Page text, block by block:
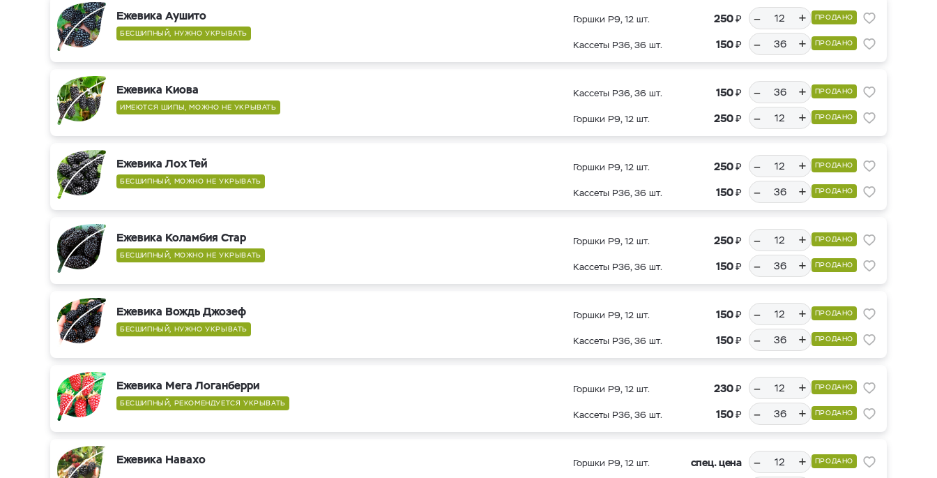
Ежевика Аушито
БЕСШИПНЫЙ, НУЖНО УКРЫВАТЬ
Горшки Р9, 12 шт. 250₽ – + ПРОДАНО
Кассеты Р36, 36 шт. 150₽ – + ПРОДАНО
Ежевика Киова
ИМЕЮТСЯ ШИПЫ, МОЖНО НЕ УКРЫВАТЬ
Кассеты Р36, 36 шт. 150₽ – + ПРОДАНО
Горшки Р9, 12 шт. 250₽ – + ПРОДАНО
Ежевика Лох Тей
БЕСШИПНЫЙ, МОЖНО НЕ УКРЫВАТЬ
Горшки Р9, 12 шт. 250₽ – + ПРОДАНО
Кассеты Р36, 36 шт. 150₽ – + ПРОДАНО
Ежевика Коламбия Стар
БЕСШИПНЫЙ, МОЖНО НЕ УКРЫВАТЬ
Горшки Р9, 12 шт. 250₽ – + ПРОДАНО
Кассеты Р36, 36 шт. 150₽ – + ПРОДАНО
Ежевика Вождь Джозеф
БЕСШИПНЫЙ, НУЖНО УКРЫВАТЬ
Горшки Р9, 12 шт. 150₽ – + ПРОДАНО
Кассеты Р36, 36 шт. 150₽ – + ПРОДАНО
Ежевика Мега Логанберри
БЕСШИПНЫЙ, РЕКОМЕНДУЕТСЯ УКРЫВАТЬ
Горшки Р9, 12 шт. 230₽ – + ПРОДАНО
Кассеты Р36, 36 шт. 150₽ – + ПРОДАНО
Ежевика Навахо Горшки Р9, 12 шт. спец. цена – + ПРОДАНО